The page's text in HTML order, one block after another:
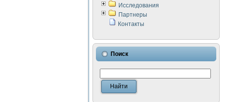
Исследования
Партнеры
Контакты
Поиск